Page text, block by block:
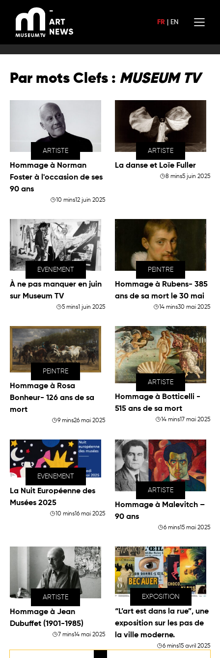
contenu
FR EN
Par mots Clefs : MUSEUM TV
ARTISTE
Hommage à Norman
Foster à l'occasion de ses
90 ans
10 mins12 juin 2025
ARTISTE
La danse et Loïe Fuller
8 mins5 juin 2025
EVENEMENT
À ne pas manquer en juin
sur Museum TV
5 mins1 juin 2025
PEINTRE
Hommage à Rubens- 385
ans de sa mort le 30 mai
14 mins30 mai 2025
PEINTRE
Hommage à Rosa
Bonheur- 126 ans de sa
mort
9 mins26 mai 2025
ARTISTE
Hommage à Botticelli -
515 ans de sa mort
14 mins17 mai 2025
EVENEMENT
La Nuit Européenne des
Musées 2025
10 mins16 mai 2025
ARTISTE
Hommage à Malevitch –
90 ans
6 mins15 mai 2025
ARTISTE
Hommage à Jean
Dubuffet (1901-1985)
7 mins14 mai 2025
EXPOSITION
“L’art est dans la rue”, une
exposition sur les pas de
la ville moderne.
6 mins 15 avril 2025